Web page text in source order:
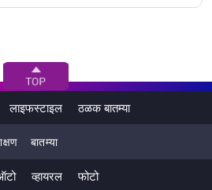
लाइफस्टाइल ठळक बातम्या
बातम्या
व्हायरल फोटो